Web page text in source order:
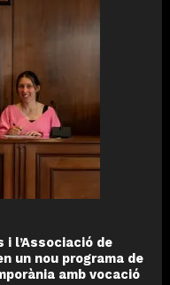
l’Associació de
un nou programa de
amb vocació